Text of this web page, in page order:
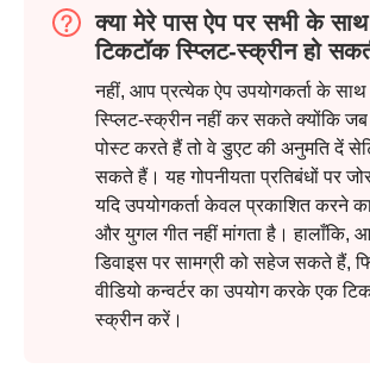
चरण 3।क्या मेरे पास ऐप पर सभी के
टिकटॉक स्प्लिट-स्क्रीन हो
नहीं, आप प्रत्येक ऐप उपयोगकर्ता के
स्प्लिट-स्क्रीन नहीं कर सकते क्योंकि जब
पोस्ट करते हैं तो वे डुएट की अनुमति दें
सकते हैं। यह गोपनीयता प्रतिबंधों पर
यदि उपयोगकर्ता केवल प्रकाशित करने
और युगल गीत नहीं मांगता है। हालाँकि,
डिवाइस पर सामग्री को सहेज सकते हैं,
वीडियो कन्वर्टर का उपयोग करके एक
स्क्रीन करें।